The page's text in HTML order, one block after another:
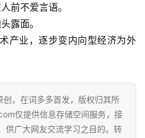
前不爱言语。
露面。
产业，逐步变内向型经济为外
创，在词多多首发，版权归其所
仅提供信息存储空间服务，接
供广大网友交流学习之目的。转